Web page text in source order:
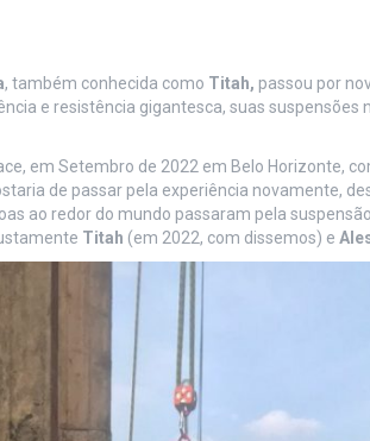
, também conhecida como Titah, passou por
e resistência gigantesca, suas
em Setembro de 2022 em Belo Horizonte,
de passar pela experiência novamente,
ao redor do mundo passaram pela
Titah (em 2022, com dissemos) e